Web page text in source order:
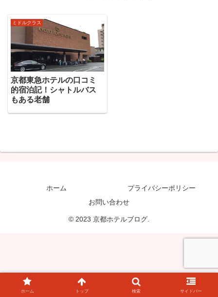
ミドルクラス
京都東急ホテルの口コミ
的宿泊記！シャトルバス
もある老舗
ホーム
プライバシーポリシー
お問い合わせ
© 2023 京都ホテルブログ.
ホーム トップ 検索 サイドバー